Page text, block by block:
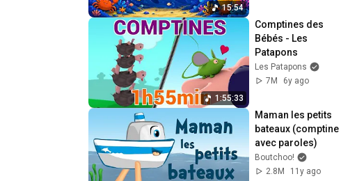
15:54
1:55:33
Comptines des
Bébés - Les
Patapons
Les Patapons
7M
6y ago
Maman les petits
bateaux (comptine
avec paroles)
Boutchoo!
2.8M
11y ago